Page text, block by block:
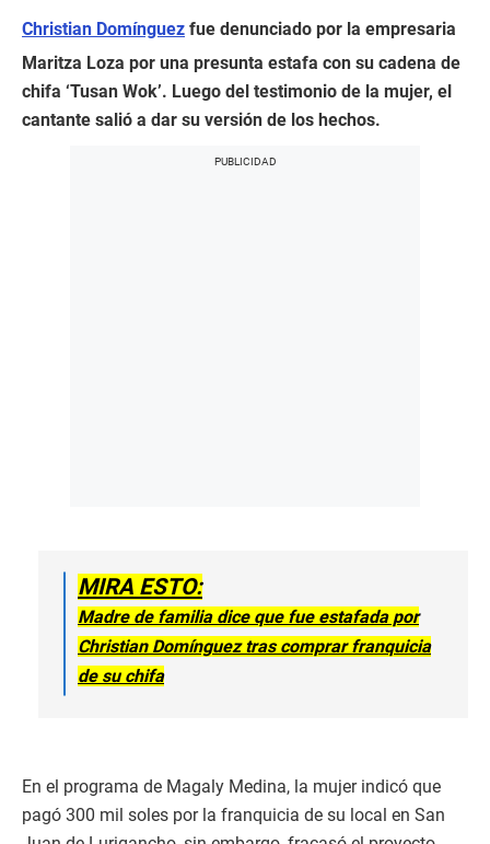
Christian Domínguez fue denunciado por la empresaria
Maritza Loza por una presunta estafa con su cadena de
chifa ‘Tusan Wok’. Luego del testimonio de la mujer, el
cantante salió a dar su versión de los hechos.
MIRA ESTO:
Madre de familia dice que fue estafada por
Christian Domínguez tras comprar franquicia
de su chifa
En el programa de Magaly Medina, la mujer indicó que
pagó 300 mil soles por la franquicia de su local en San